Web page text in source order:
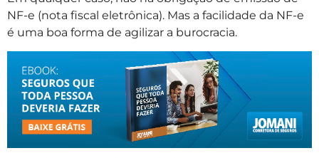
NF-e (nota fiscal eletrônica). Mas a facilidade da NF-e
é uma boa forma de agilizar a burocracia.